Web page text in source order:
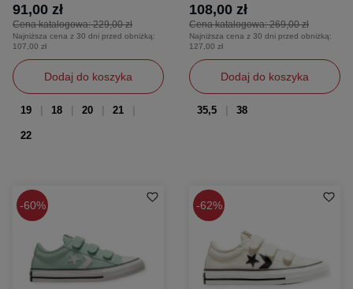
Cena katalogowa:229,00 zł
91,00 zł
Najniższa cena z 30 dni przed obniżką:
107,00 zł
Dodaj do koszyka
19 18 20 21
22
Cena katalogowa:269,00 zł
108,00 zł
Najniższa cena z 30 dni przed obniżką:
127,00 zł
Dodaj do koszyka
35,5 38
60% 62%